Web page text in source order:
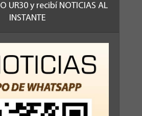
UR30 y recibí NOTICIAS AL
INSTANTE